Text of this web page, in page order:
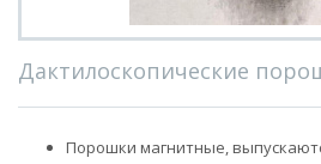
Дактилоскопические
Порошки магнитные,